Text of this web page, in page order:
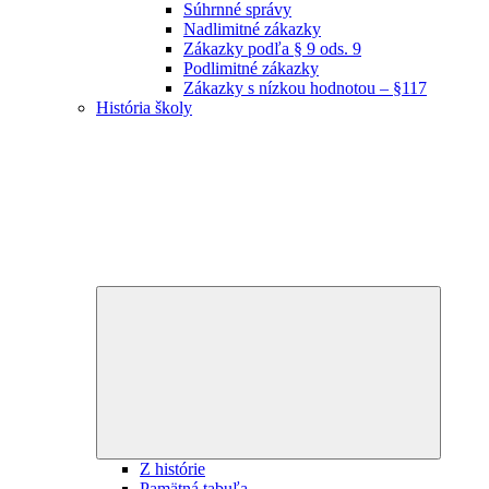
Súhrnné správy
Nadlimitné zákazky
Zákazky podľa § 9 ods. 9
Podlimitné zákazky
Zákazky s nízkou hodnotou – §117
História školy
Z histórie